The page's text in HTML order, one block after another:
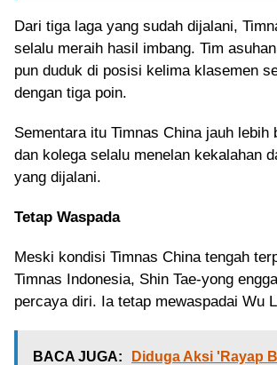
Dari tiga laga yang sudah dijalani,
selalu meraih hasil imbang. Tim
pun duduk di posisi kelima klasemen
dengan tiga poin.
Sementara itu Timnas China jauh lebih
dan kolega selalu menelan kekalahan
yang dijalani.
Tetap Waspada
Meski kondisi Timnas China tengah
Timnas Indonesia, Shin Tae-yong
percaya diri. Ia tetap mewaspadai Wu
BACA JUGA:
Diduga Aksi 'Rayap